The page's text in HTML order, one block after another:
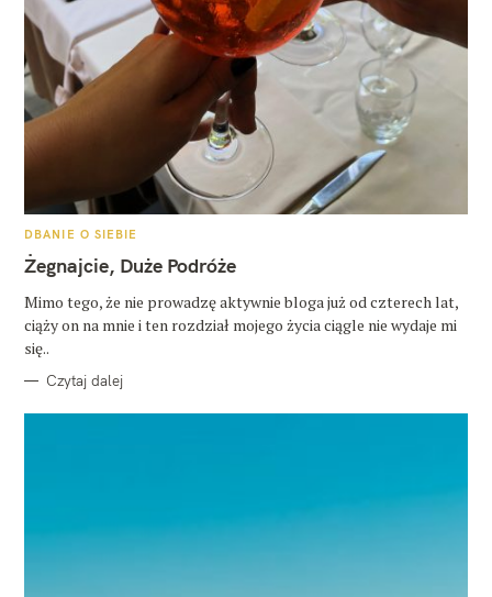
K
T
E
O
R
I
DBANIE O SIEBIE
Żegnajcie, Duże Podróże
Mimo tego, że nie prowadzę aktywnie bloga już od czterech lat,
ciąży on na mnie i ten rozdział mojego życia ciągle nie wydaje mi
się..
Czytaj dalej